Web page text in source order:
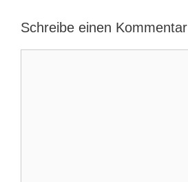
Schreibe einen Kommentar